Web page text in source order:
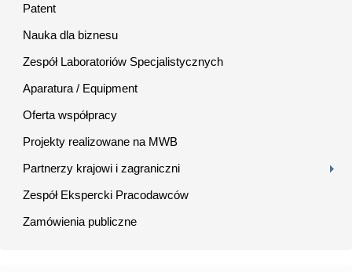
Patent
Nauka dla biznesu
Zespół Laboratoriów Specjalistycznych
Aparatura / Equipment
Oferta współpracy
Projekty realizowane na MWB
Partnerzy krajowi i zagraniczni
Zespół Ekspercki Pracodawców
Zamówienia publiczne